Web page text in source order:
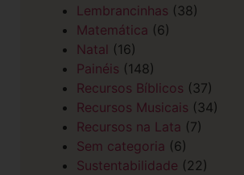
Lembrancinhas (38)
Matemática (6)
Natal (16)
Painéis (148)
Recursos Bíblicos (37)
Recursos Musicais (34)
Recursos na Lata (7)
Sem categoria (6)
Sustentabilidade (22)